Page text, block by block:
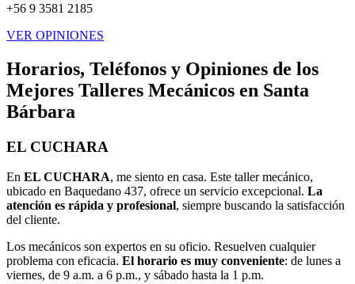
+56 9 3581 2185
VER OPINIONES
Horarios, Teléfonos y Opiniones de los
Mejores Talleres Mecánicos en Santa
Bárbara
EL CUCHARA
En EL CUCHARA, me siento en casa. Este taller mecánico,
ubicado en Baquedano 437, ofrece un servicio excepcional. La
atención es rápida y profesional, siempre buscando la satisfacción
del cliente.
Los mecánicos son expertos en su oficio. Resuelven cualquier
problema con eficacia. El horario es muy conveniente: de lunes a
viernes, de 9 a.m. a 6 p.m., y sábado hasta la 1 p.m.